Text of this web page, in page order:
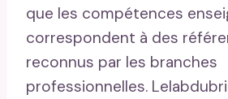
que les compétences
correspondent à des
reconnus par les branches
professionnelles.